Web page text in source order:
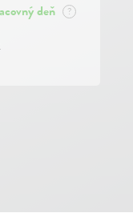
deň ?